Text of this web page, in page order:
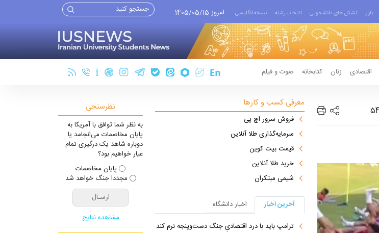
بازار تشکل های دانشجویی انتخاب رشته نسخه انگلیسی امروز 1405/05/15
اقتصادی زنان کتابخانه صوت و فیلم
معرفی کسب و کارها
فروش سرور اچ پی
سرمایه‌گذاری طلا آنلاین
قیمت بیت کوین
خرید طلا آنلاین
شیمی مبتکران
آخرین اخبار
اخبار دانشگاه
ترامپ باید با درد اقتصادیِ جنگ دست‌و‌پنجه نرم کند
نظرسنجی
به نظر شما توافق با آمریکا به
پایان مخاصمات می‌انجامد یا
دوباره شاهد یک درگیری تمام
عیار خواهیم بود؟
پایان مخاصمات
مجددا جنگ خواهد شد
مشاهده نتایج